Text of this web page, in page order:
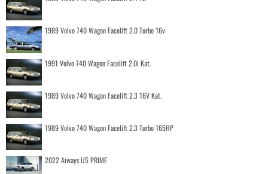
1989 Volvo 740 Wagon Facelift 2.0 Turbo 16v
1991 Volvo 740 Wagon Facelift 2.0i Kat.
1989 Volvo 740 Wagon Facelift 2.3 16V Kat.
1989 Volvo 740 Wagon Facelift 2.3 Turbo 165HP
2022 Aiways U5 PRIME